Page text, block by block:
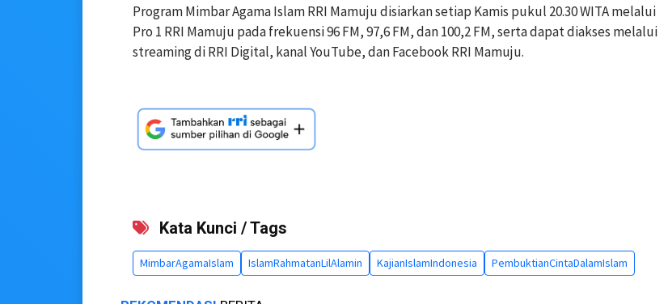
Program Mimbar Agama Islam RRI Mamuju disiarkan setiap Kamis pukul 20.30 WITA melalui
Pro 1 RRI Mamuju pada frekuensi 96 FM, 97,6 FM, dan 100,2 FM, serta dapat diakses melalui
streaming di RRI Digital, kanal YouTube, dan Facebook RRI Mamuju.
Kata Kunci / Tags
MimbarAgamaIslam IslamRahmatanLilAlamin KajianIslamIndonesia PembuktianCintaDalamIslam